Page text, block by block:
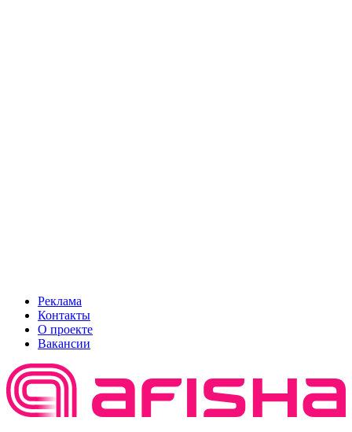
Реклама
Контакты
О проекте
Вакансии